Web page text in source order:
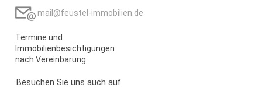
mail@feustel-immobilien.de
Termine und
Immobilienbesichtigungen
nach Vereinbarung
Besuchen Sie uns auch auf